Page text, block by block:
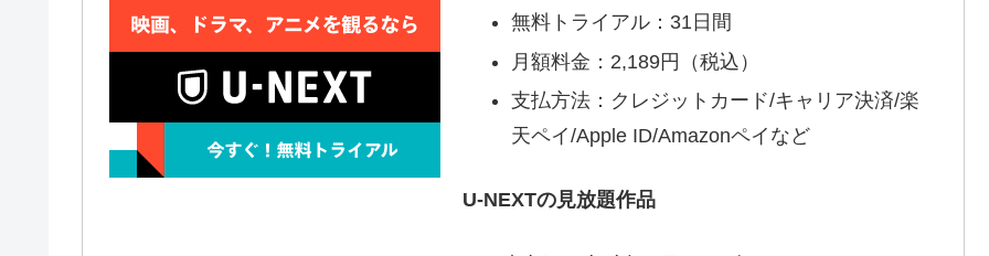
無料トライアル：31日間
月額料金：2,189円（税込）
支払方法：クレジットカード/キャリア決済/楽
天ペイ/Apple ID/Amazonペイなど
U-NEXTの見放題作品